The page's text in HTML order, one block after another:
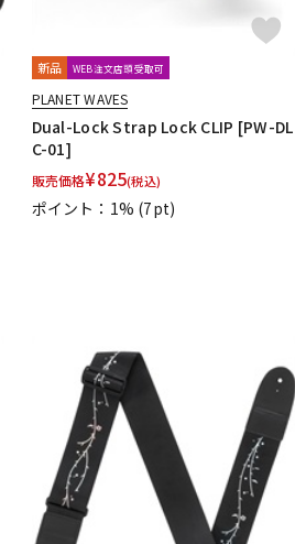
Lee Guitars LEVY’S LHL
MONSTER CABLE
Noah’sark Nordstrand NUX
ORB
WAVES Pluginz Keychains
SKYSONIC
Stetsbar Suhr
THE ROCK SLIDE Thomastik-Infeld
TX TRIAL TRICK TRUE DYNA
VitalAudio VIVACE VOVOX
ZEMAITIS ZEN-ON
新品 WEB注文店頭受取可
PLANET WAVES
Dual-Lock Strap Lock CLIP [PW-DL
C-01]
販売価格¥825(税込)
ポイント：1% (7pt)